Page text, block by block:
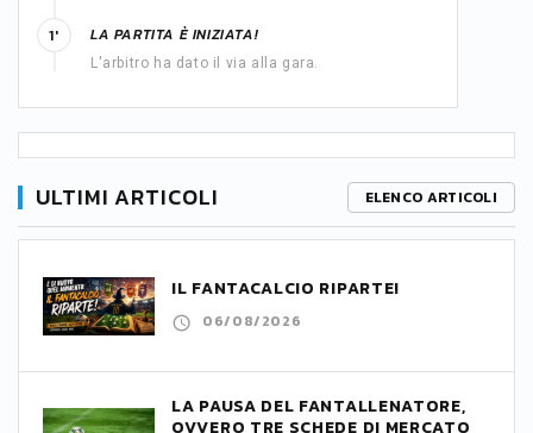
LA PARTITA È INIZIATA!
L'arbitro ha dato il via alla gara.
1'
ULTIMI ARTICOLI ELENCO ARTICOLI
IL FANTACALCIO RIPARTE!
06/08/2026
LA PAUSA DEL FANTALLENATORE,
OVVERO TRE SCHEDE DI MERCATO